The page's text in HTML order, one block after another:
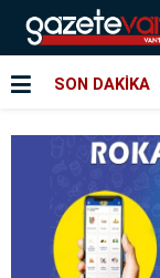
SON DAKİKA